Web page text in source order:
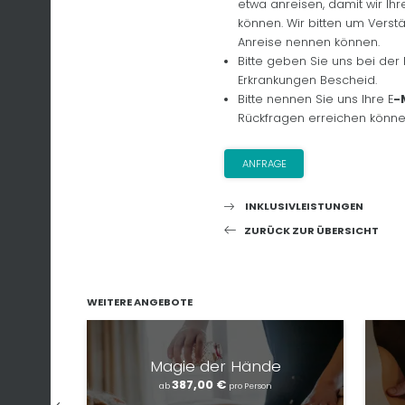
etwa anreisen, damit wir
können. Wir bitten um
Anreise nennen können.
Bitte geben Sie uns bei
Erkrankungen Bescheid.
Bitte nennen Sie uns Ihre E-
Rückfragen erreichen
ANFRAGE
INKLUSIVLEISTUNGEN
ZURÜCK ZUR ÜBERSICHT
WEITERE ANGEBOTE
Magie der Hände
ab 387,00 € pro Person